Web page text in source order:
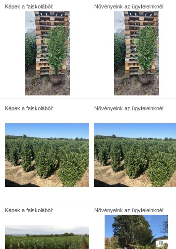
Képek a faiskolából: Növényeink az ügyfeleinknél:
Képek a faiskolából: Növényeink az ügyfeleinknél:
Képek a faiskolából: Növényeink az ügyfeleinknél: